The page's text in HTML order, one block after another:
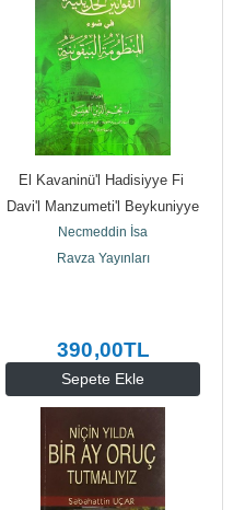
Sepete Ekle
El Kavaninü'l Hadisiyye Fi
Davi'l Manzumeti'l Beykuniyye
Necmeddin İsa
Ravza Yayınları
390,00TL